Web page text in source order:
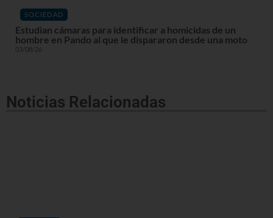
SOCIEDAD
Estudian cámaras para identificar a homicidas de un
hombre en Pando al que le dispararon desde una moto
03/08/26
Noticias Relacionadas